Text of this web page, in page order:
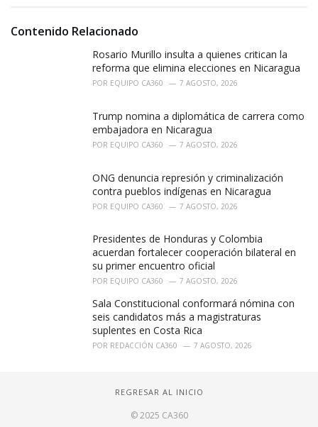
iContenido Relacionado
Rosario Murillo insulta a quienes critican la
reforma que elimina elecciones en Nicaragua
POR EQUIPO CA360 7 AGOSTO, 2026
Trump nomina a diplomática de carrera como
embajadora en Nicaragua
POR EQUIPO CA360 7 AGOSTO, 2026
ONG denuncia represión y criminalización
contra pueblos indígenas en Nicaragua
POR EQUIPO CA360 7 AGOSTO, 2026
Presidentes de Honduras y Colombia
acuerdan fortalecer cooperación bilateral en
su primer encuentro oficial
POR EQUIPO CA360 7 AGOSTO, 2026
Sala Constitucional conformará nómina con
seis candidatos más a magistraturas
suplentes en Costa Rica
POR REDACCIÓN CA360 7 AGOSTO, 2026
REGRESAR AL INICIO
© 2025 CA360